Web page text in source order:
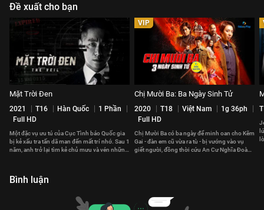
Đề xuất cho bạn
Mặt Trời Đen
2021 T16 Hàn Quốc
1 Phần
Full HD
Một đặc vụ ưu tú của Cục Tình báo Quốc gia
bị kẻ xấu tra tấn dã man đến mất trí nhớ. Sau 1
năm, anh trở lại tìm kẻ chủ mưu và vén những
VIP
Chị Mười Ba: Ba Ngày Sinh Tử
2020 T18 Việt Nam
1g 36ph
Full HD
Chị Mười Ba có ba ngày để minh oan cho Kẽm
Gai - đàn em cũ vừa ra tù - bị vướng vào vụ
giết người, đồng thời cứu An Cư Nghĩa Đoàn
Bình luận